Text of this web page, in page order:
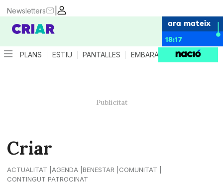
|
Newsletters
ara mateix
18:17
PLANS ESTIU PANTALLES EMBARÀS CRIANÇA
Criar
ACTUALITAT AGENDA BENESTAR
COMUNITAT
CONTINGUT PATROCINAT